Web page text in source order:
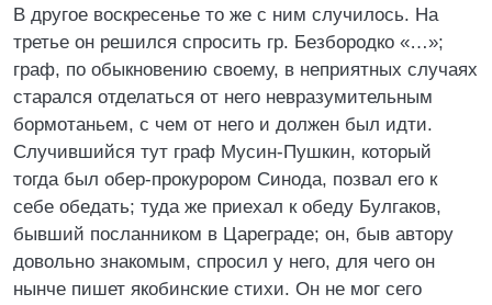
В другое воскресенье то же с ним случилось. На
третье он решился спросить гр. Безбородко «…»;
граф, по обыкновению своему, в неприятных случаях
старался отделаться от него невразумительным
бормотаньем, с чем от него и должен был идти.
Случившийся тут граф Мусин-Пушкин, который
тогда был обер-прокурором Синода, позвал его к
себе обедать; туда же приехал к обеду Булгаков,
бывший посланником в Цареграде; он, быв автору
довольно знакомым, спросил у него, для чего он
нынче пишет якобинские стихи. Он не мог сего